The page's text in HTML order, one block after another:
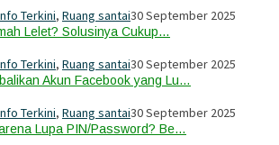
Terkini, Ruang santai30 September 2025
Lelet? Solusinya Cukup…
Terkini, Ruang santai30 September 2025
Akun Facebook yang Lu…
Terkini, Ruang santai30 September 2025
Lupa PIN/Password? Be…